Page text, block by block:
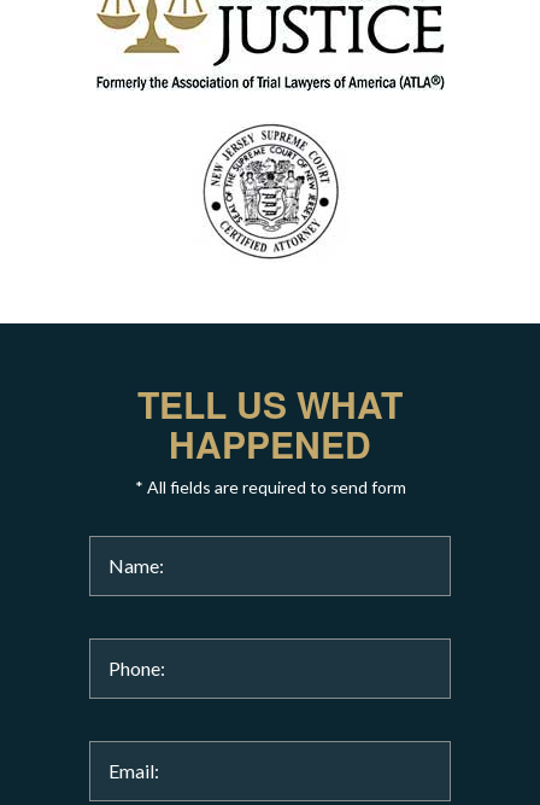
TELL US WHAT
HAPPENED
* All fields are required to send form